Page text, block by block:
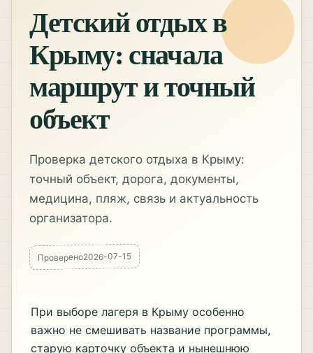
Детский отдых в
Крыму: сначала
маршрут и точный
объект
Проверка детского отдыха в Крыму:
точный объект, дорога, документы,
медицина, пляж, связь и актуальность
организатора.
Проверено2026-07-15
При выборе лагеря в Крыму особенно
важно не смешивать название программы,
старую карточку объекта и нынешнюю